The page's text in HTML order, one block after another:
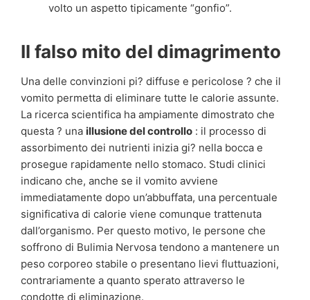
volto un aspetto tipicamente “gonfio”.
Il falso mito del dimagrimento
Una delle convinzioni pi? diffuse e pericolose ? che il
vomito permetta di eliminare tutte le calorie assunte.
La ricerca scientifica ha ampiamente dimostrato che
questa ? una illusione del controllo : il processo di
assorbimento dei nutrienti inizia gi? nella bocca e
prosegue rapidamente nello stomaco. Studi clinici
indicano che, anche se il vomito avviene
immediatamente dopo un’abbuffata, una percentuale
significativa di calorie viene comunque trattenuta
dall’organismo. Per questo motivo, le persone che
soffrono di Bulimia Nervosa tendono a mantenere un
peso corporeo stabile o presentano lievi fluttuazioni,
contrariamente a quanto sperato attraverso le
condotte di eliminazione.